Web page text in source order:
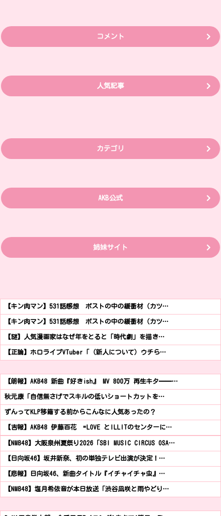
コメント
人気記事
カテゴリ
AKB公式
姉妹サイト
【キン肉マン】531話感想 ポストの中の緩衝材（カツ…
【キン肉マン】531話感想 ポストの中の緩衝材（カツ…
【謎】人気漫画家はなぜ年をとると「時代劇」を描き…
【正論】ホロライブVTuber「（新人について）ウチら…
【朗報】AKB48 新曲『好きish』 MV 800万 再生キタ━━…
秋元康「自信無さげでスキルの低いショートカットを…
ずんってKLP移籍する前からこんなに人気あったの？
【吉報】AKB48 伊藤百花 =LOVE とILLITのセンターに…
【NMB48】大阪泉州夏祭り2026「SBI MUSIC CIRCUS OSA…
【日向坂46】坂井新奈、初の単独テレビ出演が決定！…
【悲報】日向坂46、新曲タイトル『イチャイチャ虫』…
【NMB48】塩月希依音が本日放送「渋谷凪咲と雨やどり…